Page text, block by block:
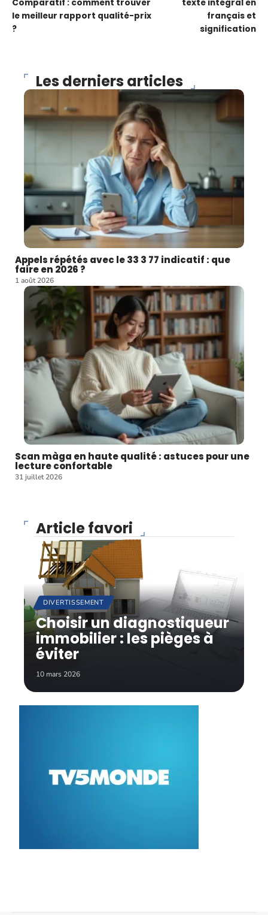
Comparatif : comment trouver
le meilleur rapport qualité-prix
?
texte intégral en
français et
signification
Les derniers articles
Appels répétés avec le 33 3 77 indicatif : que
faire en 2026 ?
1 août 2026
Scan màga en haute qualité : astuces pour une
lecture confortable
31 juillet 2026
Article favori
DIVERTISSEMENT
Choisir un diagnostiqueur
immobilier : les pièges à
éviter
10 mars 2026